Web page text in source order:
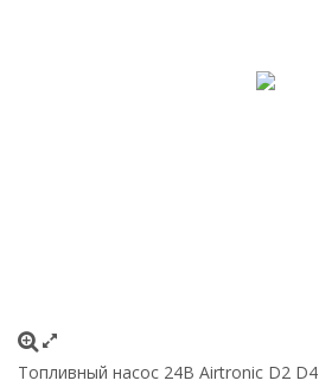
Топливный насос 24В Airtronic D2 D4